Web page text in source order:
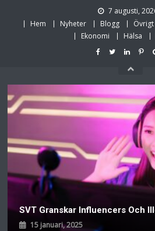
7 augusti,
Hem
Nyheter Blogg Övrigt
Ekonomi
Hälsa
SVT Granskar Influencers Och
15 januari, 2025